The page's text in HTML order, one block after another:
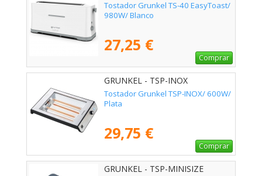
Tostador Grunkel TS-40 EasyToast/
980W/ Blanco
27,25 €
Comprar
GRUNKEL - TSP-INOX
Tostador Grunkel TSP-INOX/ 600W/
Plata
29,75 €
Comprar
GRUNKEL - TSP-MINISIZE